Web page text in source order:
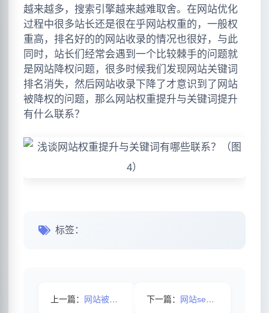
越来越多，搜索引擎越来越难取舍。在网站优化
过程中很多站长还是很在乎网站权重的，一般权
重高，排名好的的网站收录的情况也很好，与此
同时，站长们经常会遇到一个比较棘手的问题就
是网站降权问题，很多时候我们发现网站关键词
排名消失，然后网站收录下降了才意识到了网站
被降权的问题，那么网站权重提升与关键词提升
有什么联系？
标签：
上一篇： 网站被挂黑链了会怎样？ 下一篇： 网站seo优化中有哪些误区需要避免？